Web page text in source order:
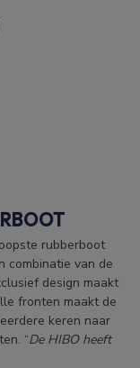
rubberboot
combinatie van de
design maakt
fronten maakt de
keren naar
“De HIBO heeft